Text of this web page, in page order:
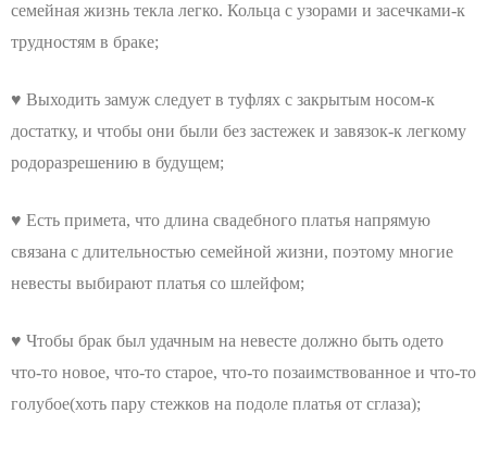
семейная жизнь текла легко. Кольца с узорами и засечками-к
трудностям в браке;
♥ Выходить замуж следует в туфлях с закрытым носом-к
достатку, и чтобы они были без застежек и завязок-к легкому
родоразрешению в будущем;
♥ Есть примета, что длина свадебного платья напрямую
связана с длительностью семейной жизни, поэтому многие
невесты выбирают платья со шлейфом;
♥ Чтобы брак был удачным на невесте должно быть одето
что-то новое, что-то старое, что-то позаимствованное и что-то
голубое(хоть пару стежков на подоле платья от сглаза);